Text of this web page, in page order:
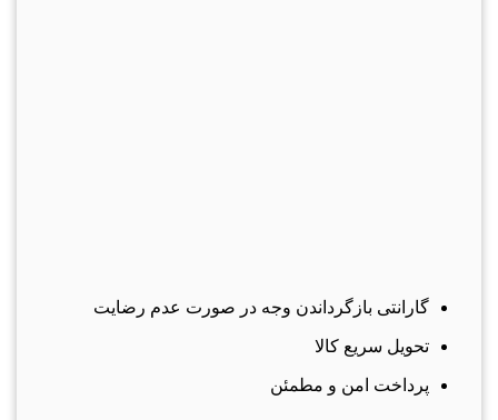
گارانتی بازگرداندن وجه در صورت عدم رضایت
تحویل سریع کالا
پرداخت امن و مطمئن